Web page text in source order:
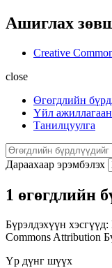
Ашиглах
Creative
close
Өгөгдлийн
Үйл
Танилцуулга
Дараахаар эрэмбэлэх
1 өгөгдлийн
Бүрэлдэхүүн хэсгүүд:
Commons Attribution
Үр дүнг шүүх